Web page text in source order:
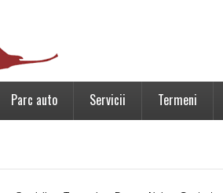
Parc auto Servicii Termeni